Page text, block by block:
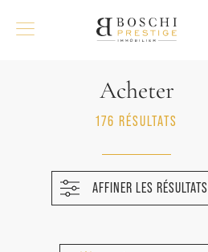
Acheter
176 RÉSULTATS
AFFINER LES RÉSULTATS